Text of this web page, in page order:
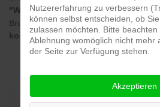
"Warte-Kaffee", diverse Getränke und
Broschüren und Zeitschriften.
kostenlosen WLAN-Zugang
Nutzererfahrung zu verbessern
können selbst entscheiden, ob
zulassen möchten. Bitte
Ablehnung womöglich nicht mehr
der Seite zur Verfügung stehen.
Akzeptieren